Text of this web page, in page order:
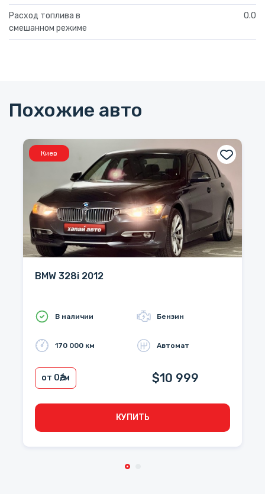
Расход топлива в
смешанном режиме
0.0
Похожие авто
Киев
BMW 328i 2012
В наличии Бензин
170 000 км Автомат
от 0₴/м $10 999
КУПИТЬ